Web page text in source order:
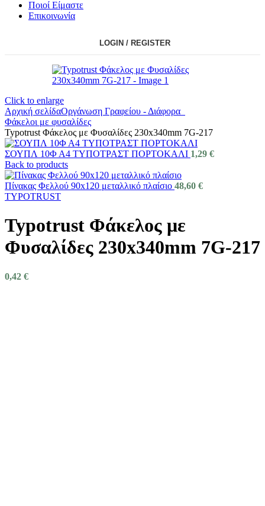
Ποιοί Είμαστε
Επικοινωνία
LOGIN / REGISTER
Click to enlarge
Αρχική σελίδαΟργάνωση Γραφείου - Διάφορα
Φάκελοι με φυσαλίδες
Typotrust Φάκελος με Φυσαλίδες 230x340mm 7G-217
ΣΟΥΠΛ 10Φ Α4 ΤΥΠΟΤΡΑΣΤ ΠΟΡΤΟΚΑΛΙ 1,29 €
Back to products
Πίνακας Φελλού 90x120 μεταλλικό πλαίσιο 48,60 €
TYPOTRUST
Typotrust Φάκελος με
Φυσαλίδες 230x340mm 7G-217
0,42 €